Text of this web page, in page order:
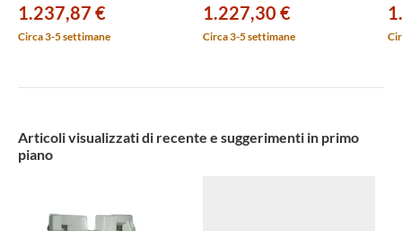
1.237,87 €
Circa 3-5 settimane
finitura cromo 35175#031
1.227,30 €
Circa 3-5 settimane
Articoli visualizzati di recente e suggerimenti in primo
piano